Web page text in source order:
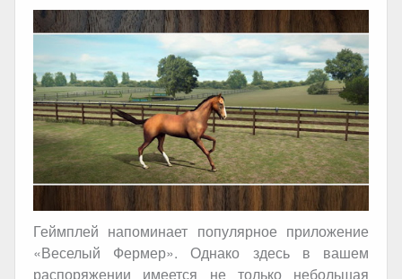
Геймплей напоминает популярное приложение
«Веселый Фермер». Однако здесь в вашем
распоряжении имеется не только небольшая